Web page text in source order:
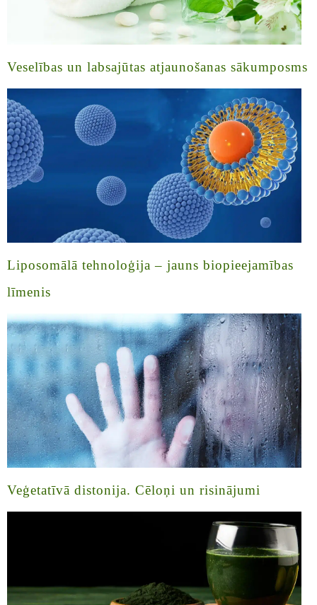
Veselības un labsajūtas atjaunošanas sākumposms
Liposomālā tehnoloģija – jauns biopieejamības
līmenis
Veģetatīvā distonija. Cēloņi un risinājumi